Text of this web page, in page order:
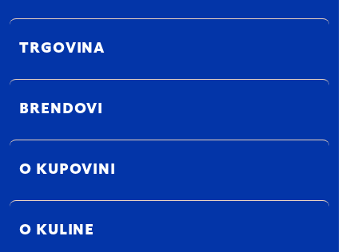
TRGOVINA
BRENDOVI
O KUPOVINI
O KULINE